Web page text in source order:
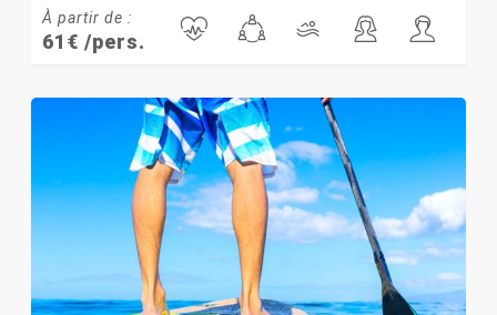
À partir de :
61 € /pers.